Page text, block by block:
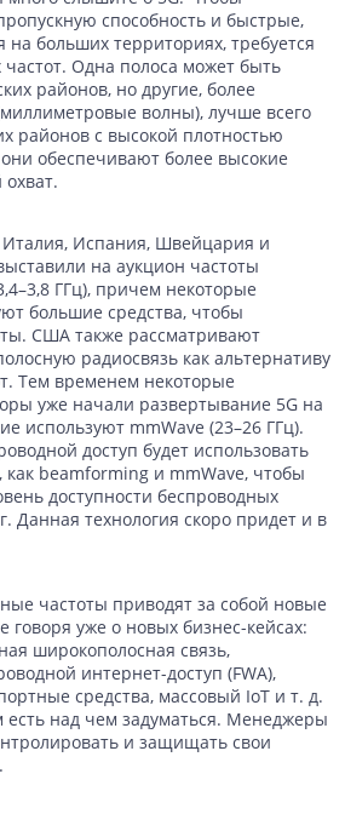
способность и быстрые,
больших территориях, требуется
Одна полоса может быть
районов, но другие, более
волны), лучше всего
районов с высокой плотностью
обеспечивают более высокие
Италия, Испания, Швейцария и
на аукцион частоты
ГГц), причем некоторые
большие средства, чтобы
США также рассматривают
радиосвязь как альтернативу
Тем временем некоторые
уже начали развертывание 5G на
используют mmWave (23–26 ГГц).
доступ будет использовать
как beamforming и mmWave, чтобы
доступности беспроводных
Данная технология скоро придет и в
частоты приводят за собой новые
говоря уже о новых бизнес-кейсах:
широкополосная связь,
интернет-доступ (FWA),
средства, массовый IoT и т. д.
над чем задуматься. Менеджеры
и защищать свои
спутников
Топографические, тематические и специальные карты
разведка